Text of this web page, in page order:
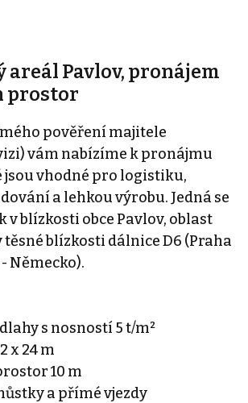
areál Pavlov, pronájem
prostor
pověření majitele
vám nabízíme k pronájmu
vhodné pro logistiku,
a lehkou výrobu. Jedná se
v blízkosti obce Pavlov, oblast
těsné blízkosti dálnice D6 (Praha
Německo).
s nosností 5 t/m²
x 24 m
10 m
a přímé vjezdy